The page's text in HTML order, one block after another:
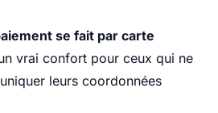
se fait par carte
vrai confort pour ceux qui ne
leurs coordonnées